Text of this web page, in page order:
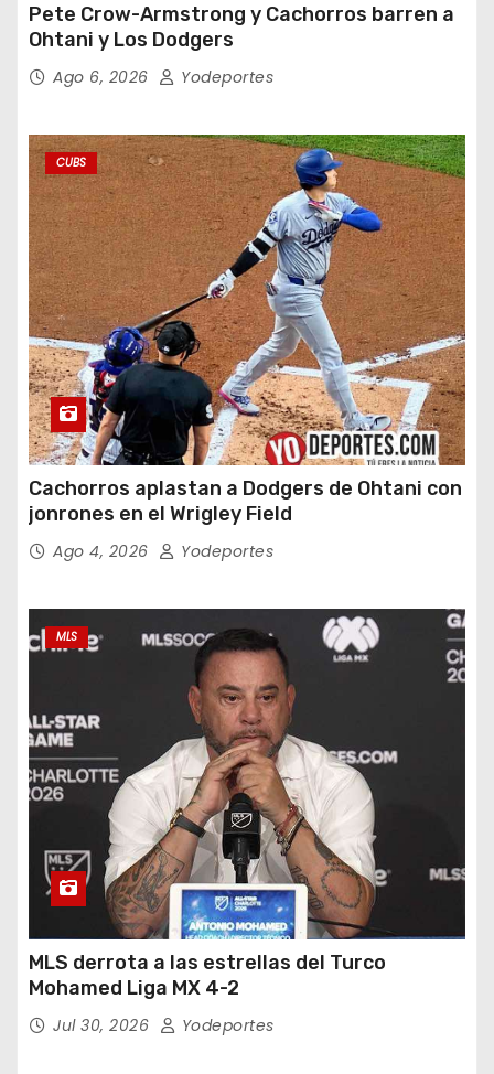
Pete Crow-Armstrong y Cachorros barren a
Ohtani y Los Dodgers
Ago 6, 2026 Yodeportes
CUBS
Cachorros aplastan a Dodgers de Ohtani con
jonrones en el Wrigley Field
Ago 4, 2026 Yodeportes
MLS
MLS derrota a las estrellas del Turco
Mohamed Liga MX 4-2
Jul 30, 2026 Yodeportes